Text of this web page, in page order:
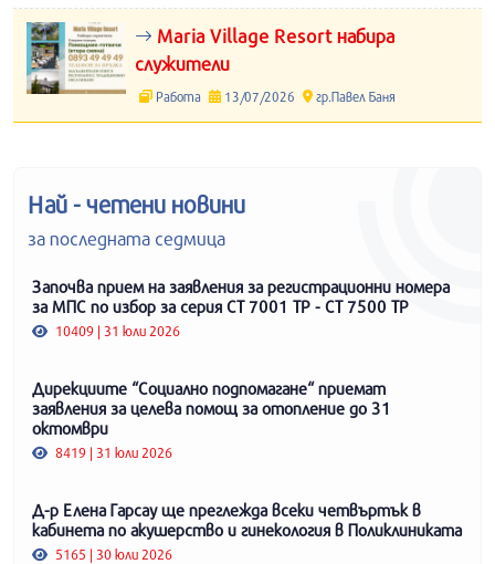
Maria Village Resort набира
служители
Работа 13/07/2026 гр.Павел Баня
Най - четени новини
за последната седмица
Започва прием на заявления за регистрационни номера
за МПС по избор за серия СТ 7001 ТР - СТ 7500 ТР
10409 | 31 юли 2026
Дирекциите “Социално подпомагане“ приемат
заявления за целева помощ за отопление до 31
октомври
8419 | 31 юли 2026
Д-р Елена Гарсау ще преглежда всеки четвъртък в
кабинета по акушерство и гинекология в Поликлиниката
5165 | 30 юли 2026